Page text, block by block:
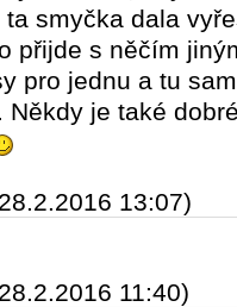
smyčka dala
přijde s něčím
pro jednu a tu
Někdy je také
13:07)
11:40)